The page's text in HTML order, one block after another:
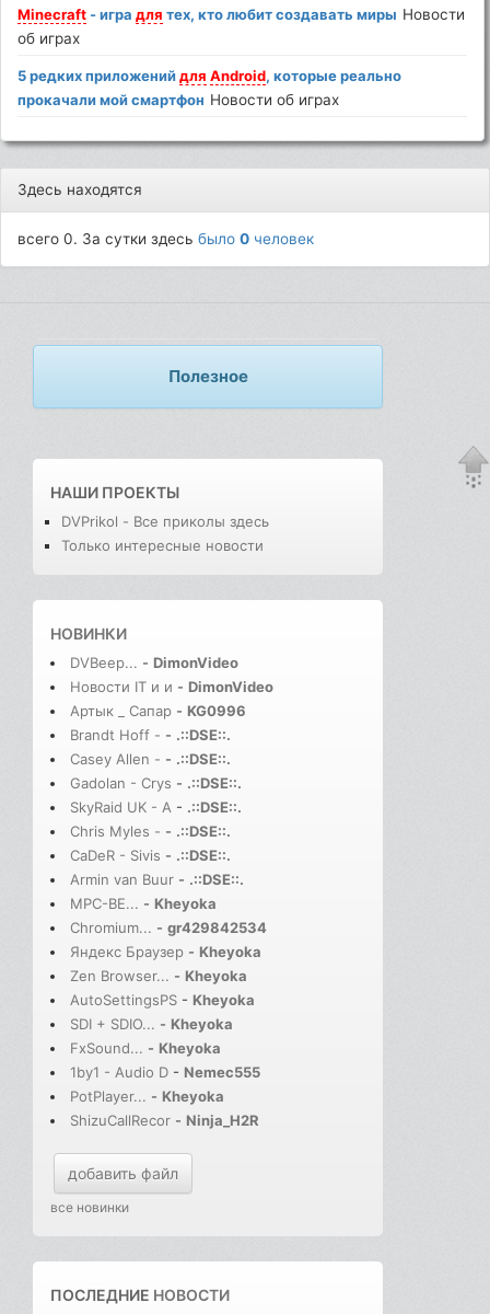
Minecraft - иградля тех, кто любит создавать миры Новости
об играх
5 редких приложенийдля Android, которые реально
прокачали мой смартфон Новости об играх
Здесь находятся
всего 0. За сутки здесьбыло0 человек
Полезное
НАШИ ПРОЕКТЫ
DVPrikol - Все приколы здесь
Только интересные новости
НОВИНКИ
DVBeep... - DimonVideo
Новости IT и и - DimonVideo
Артык _ Сапар - KG0996
Brandt Hoff - - .::DSE::.
Casey Allen - - .::DSE::.
Gadolan - Crys - .::DSE::.
SkyRaid UK - A - .::DSE::.
Chris Myles - - .::DSE::.
CaDeR - Sivis - .::DSE::.
Armin van Buur - .::DSE::.
MPC-BE... - Kheyoka
Chromium... - gr429842534
Яндекс Браузер - Kheyoka
Zen Browser... - Kheyoka
AutoSettingsPS - Kheyoka
SDI + SDIO... - Kheyoka
FxSound... - Kheyoka
1by1 - Audio D - Nemec555
PotPlayer... - Kheyoka
ShizuCallRecor - Ninja_H2R
добавить файл
все новинки
ПОСЛЕДНИЕ НОВОСТИ